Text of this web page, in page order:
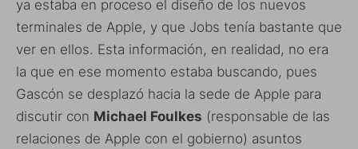
ya estaba en proceso el diseño de los nuevos
terminales de Apple, y que Jobs tenía bastante que
ver en ellos. Esta información, en realidad, no era
la que en ese momento estaba buscando, pues
Gascón se desplazó hacia la sede de Apple para
discutir con Michael Foulkes (responsable de las
relaciones de Apple con el gobierno) asuntos